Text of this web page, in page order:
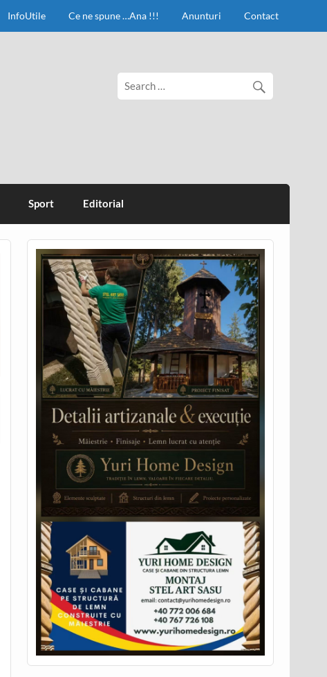
InfoUtile Ce ne spune …Ana !!! Anunturi Contact
Sport Editorial